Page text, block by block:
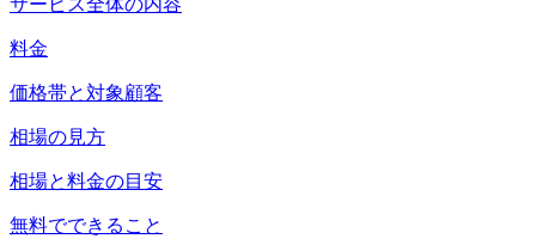
サービス全体の内容
料金
価格帯と対象顧客
相場の見方
相場と料金の目安
無料でできること